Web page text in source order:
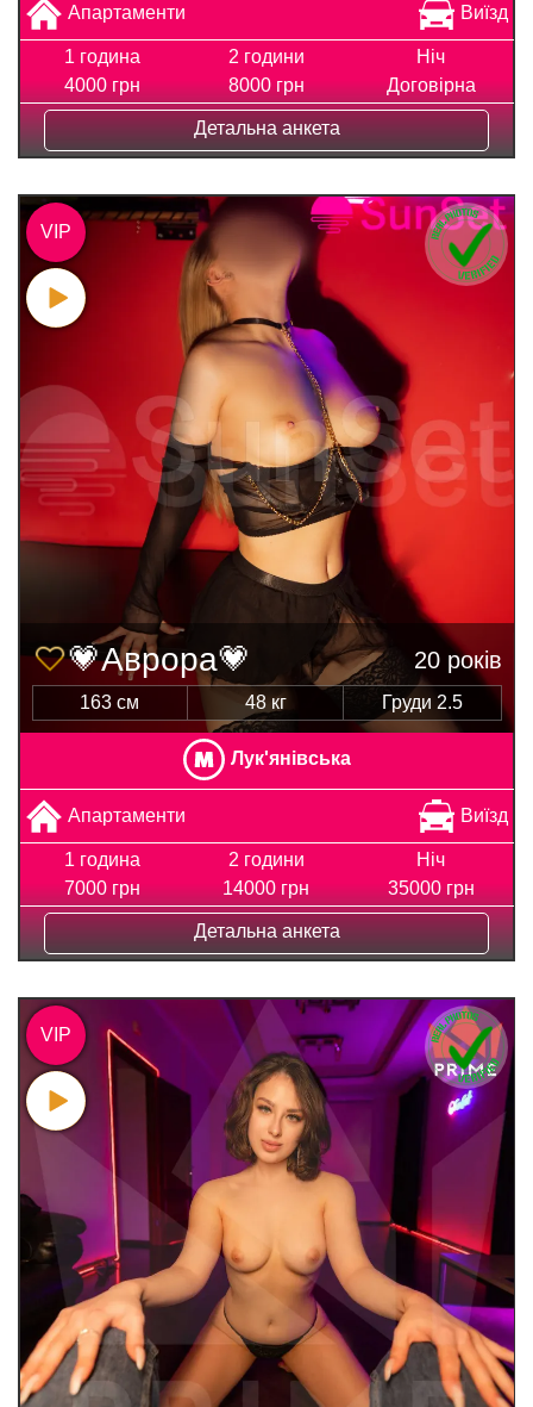
Апартаменти Виїзд
1 година
4000 грн
2 години
8000 грн
Ніч
Договірна
Детальна анкета
💗Аврора💗 20 років
163 см 48 кг Груди 2.5
Лук'янівська
Апартаменти Виїзд
1 година
7000 грн
2 години
14000 грн
Ніч
35000 грн
Детальна анкета
VIP
VIP